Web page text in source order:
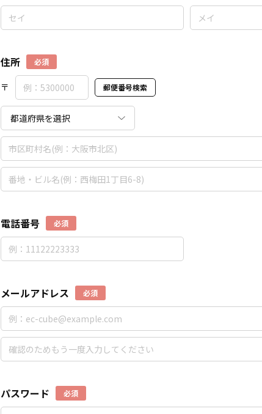
住所 必須
〒 郵便番号検索
電話番号 必須
メールアドレス 必須
パスワード 必須